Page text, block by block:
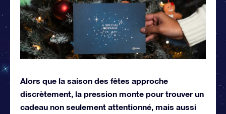
Alors que la saison des fêtes approche
discrètement, la pression monte pour trouver un
cadeau non seulement attentionné, mais aussi